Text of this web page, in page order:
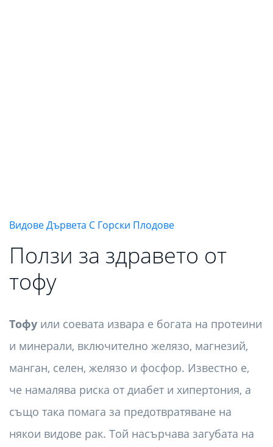
Видове Дървета С Горски Плодове
Ползи за здравето от
тофу
Тофу или соевата извара е богата на протеини
и минерали, включително желязо, магнезий,
манган, селен, желязо и фосфор. Известно е,
че намалява риска от диабет и хипертония, а
също така помага за предотвратяване на
някои видове рак. Той насърчава загубата на